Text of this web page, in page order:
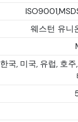
웨스턴 유니
한국, 미국, 유럽, 호